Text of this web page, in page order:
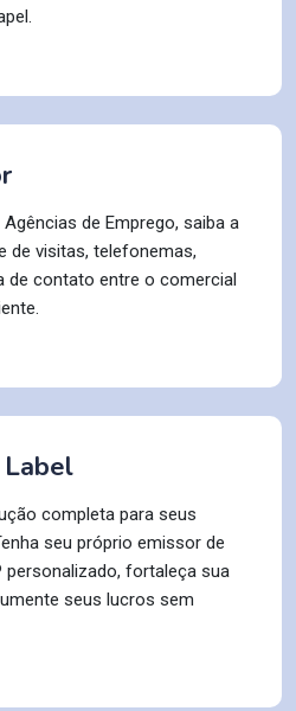
de Emprego, saiba a
de visitas, telefonemas,
de contato entre o comercial
completa para seus
seu próprio emissor de
personalizado, fortaleça sua
seus lucros sem